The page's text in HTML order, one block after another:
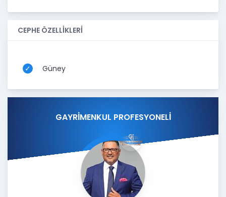
CEPHE ÖZELLİKLERİ
Güney
GAYRİMENKUL PROFESYONELİ